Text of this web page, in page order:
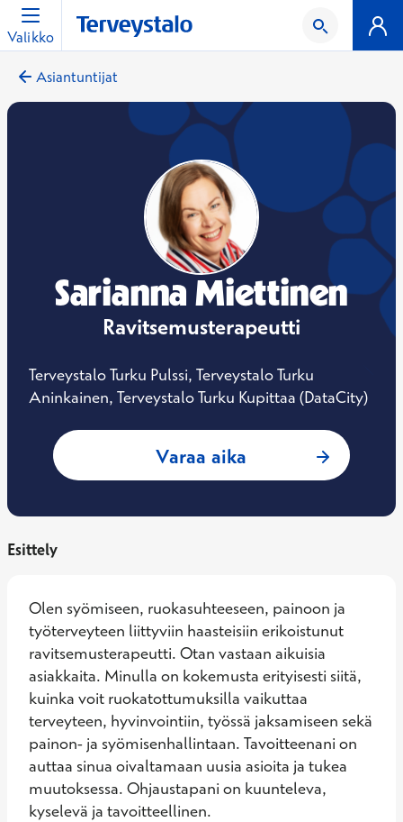
Valikko
Asiantuntijat
Sarianna Miettinen
Ravitsemusterapeutti
Terveystalo Turku Pulssi, Terveystalo Turku
Aninkainen, Terveystalo Turku Kupittaa (DataCity)
Varaa aika : Sarianna
Esittely
Olen syömiseen, ruokasuhteeseen, painoon ja
työterveyteen liittyviin haasteisiin erikoistunut
ravitsemusterapeutti. Otan vastaan aikuisia
asiakkaita. Minulla on kokemusta erityisesti siitä,
kuinka voit ruokatottumuksilla vaikuttaa
terveyteen, hyvinvointiin, työssä jaksamiseen sekä
painon- ja syömisenhallintaan. Tavoitteenani on
auttaa sinua oivaltamaan uusia asioita ja tukea
muutoksessa. Ohjaustapani on kuunteleva,
kyselevä ja tavoitteellinen.